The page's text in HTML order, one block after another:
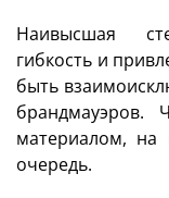
Наивысшая
гибкость и
быть
брандмауэров.
материалом,
очередь.